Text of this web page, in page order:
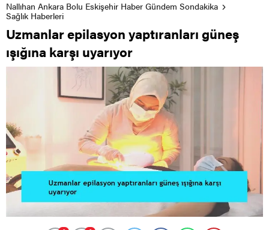
Nallıhan Ankara Bolu Eskişehir Haber Gündem Sondakika
Sağlık Haberleri
Uzmanlar epilasyon yaptıranları güneş
ışığına karşı uyarıyor